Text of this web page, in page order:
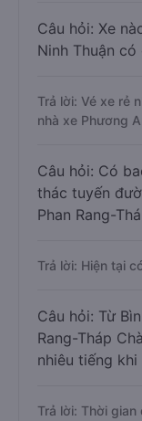
Câu hỏi: Xe
Ninh Thuận có
Trả lời: Vé xe rẻ
nhà xe Phương
Câu hỏi: Có
thác tuyến
Phan Rang-
Trả lời: Hiện tại
Câu hỏi: Từ
Rang-Tháp
nhiêu tiếng
Trả lời: Thời